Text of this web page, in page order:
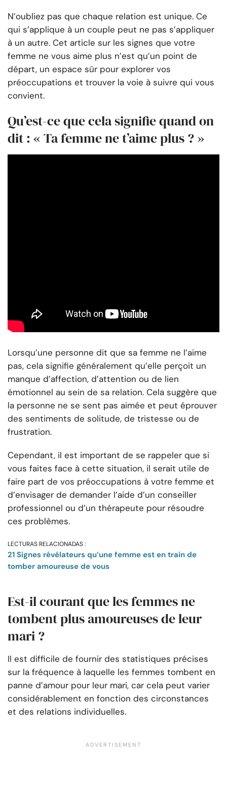
N’oubliez pas que chaque relation est unique. Ce
qui s’applique à un couple peut ne pas s’appliquer
à un autre. Cet article sur les signes que votre
femme ne vous aime plus n’est qu’un point de
départ, un espace sûr pour explorer vos
préoccupations et trouver la voie à suivre qui vous
convient.
Qu’est-ce que cela signifie quand on
dit : « Ta femme ne t’aime plus ? »
Lorsqu’une personne dit que sa femme ne l’aime
pas, cela signifie généralement qu’elle perçoit un
manque d’affection, d’attention ou de lien
émotionnel au sein de sa relation. Cela suggère que
la personne ne se sent pas aimée et peut éprouver
des sentiments de solitude, de tristesse ou de
frustration.
Cependant, il est important de se rappeler que si
vous faites face à cette situation, il serait utile de
faire part de vos préoccupations à votre femme et
d’envisager de demander l’aide d’un conseiller
professionnel ou d’un thérapeute pour résoudre
ces problèmes.
LECTURAS RELACIONADAS :
21 Signes révélateurs qu’une femme est en train de
tomber amoureuse de vous
Est-il courant que les femmes ne
tombent plus amoureuses de leur
mari ?
Il est difficile de fournir des statistiques précises
sur la fréquence à laquelle les femmes tombent en
panne d’amour pour leur mari, car cela peut varier
considérablement en fonction des circonstances
et des relations individuelles.